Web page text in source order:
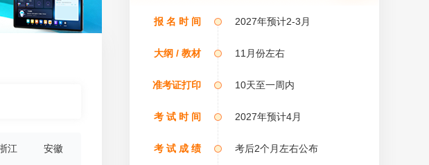
江 安徽
报 名 时 间 2027年预计2-3月
大纲 / 教材 11月份左右
准考证打印 10天至一周内
考 试 时 间 2027年预计4月
考 试 成 绩 考后2个月左右公布